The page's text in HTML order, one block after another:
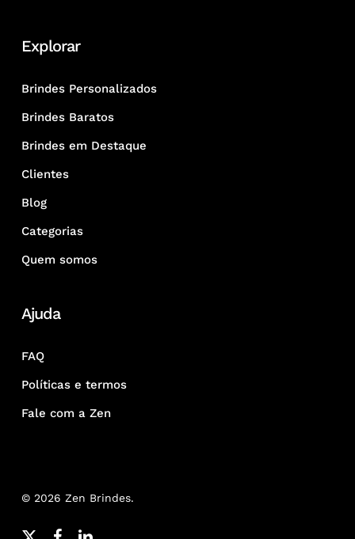
Explorar
Brindes Personalizados
Brindes Baratos
Brindes em Destaque
Clientes
Blog
Categorias
Quem somos
Ajuda
FAQ
Políticas e termos
Fale com a Zen
© 2026 Zen Brindes.
x- facebooklinkedin